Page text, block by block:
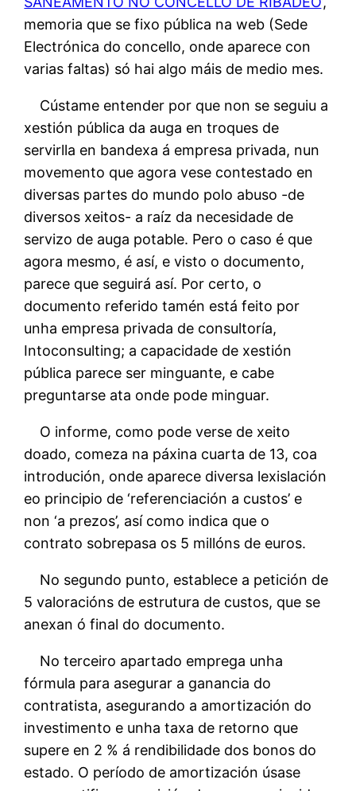
memoria que se fixo pública na web (Sede
Electrónica do concello, onde aparece con
varias faltas) só hai algo máis de medio mes.
Cústame entender por que non se seguiu a
xestión pública da auga en troques de
servirlla en bandexa á empresa privada, nun
movemento que agora vese contestado en
diversas partes do mundo polo abuso -de
diversos xeitos- a raíz da necesidade de
servizo de auga potable. Pero o caso é que
agora mesmo, é así, e visto o documento,
parece que seguirá así. Por certo, o
documento referido tamén está feito por
unha empresa privada de consultoría,
Intoconsulting; a capacidade de xestión
pública parece ser minguante, e cabe
preguntarse ata onde pode minguar.
O informe, como pode verse de xeito
doado, comeza na páxina cuarta de 13, coa
introdución, onde aparece diversa lexislación
eo principio de ‘referenciación a custos’ e
non ‘a prezos’, así como indica que o
contrato sobrepasa os 5 millóns de euros.
No segundo punto, establece a petición de
5 valoracións de estrutura de custos, que se
anexan ó final do documento.
No terceiro apartado emprega unha
fórmula para asegurar a ganancia do
contratista, asegurando a amortización do
investimento e unha taxa de retorno que
supere en 2 % á rendibilidade dos bonos do
estado. O período de amortización úsase